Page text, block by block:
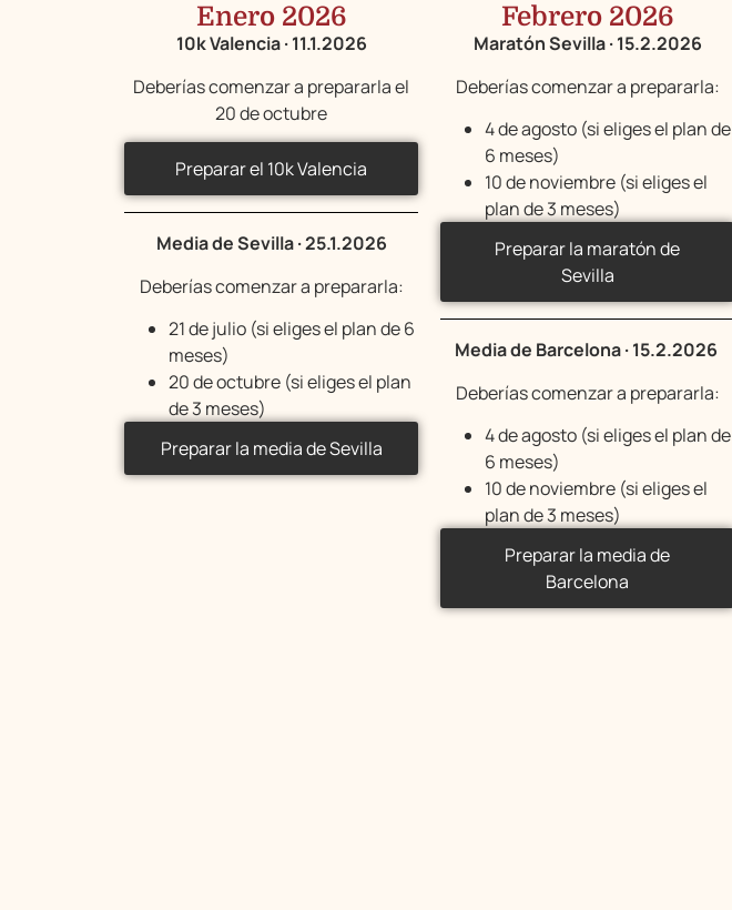
Enero 2026
10k Valencia · 11.1.2026
Deberías comenzar a prepararla el
20 de octubre
Preparar el 10k Valencia
Media de Sevilla · 25.1.2026
Deberías comenzar a prepararla:
21 de julio (si eliges el plan de 6
meses)
20 de octubre (si eliges el plan
de 3 meses)
Preparar la media de Sevilla
Febrero 2026
Maratón Sevilla · 15.2.2026
Deberías comenzar a prepararla:
4 de agosto (si eliges el plan de
6 meses)
10 de noviembre (si eliges el
plan de 3 meses)
Preparar la maratón de
Sevilla
Media de Barcelona · 15.2.2026
Deberías comenzar a prepararla:
4 de agosto (si eliges el plan de
6 meses)
10 de noviembre (si eliges el
plan de 3 meses)
Preparar la media de
Barcelona